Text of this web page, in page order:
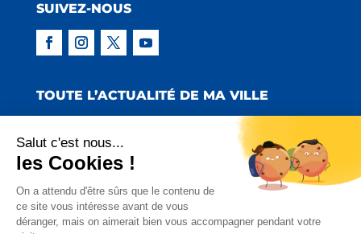
SUIVEZ-NOUS
TOUTE L’ACTUALITÉ DE MA VILLE
Copyright © 2022 Mairie de Claira | Réalisation
:Emmaluc Communication
Salut c'est nous...
les Cookies !
On a attendu d'être sûrs que le contenu de
ce site vous intéresse avant de vous
déranger, mais on aimerait bien vous accompagner pendant votre